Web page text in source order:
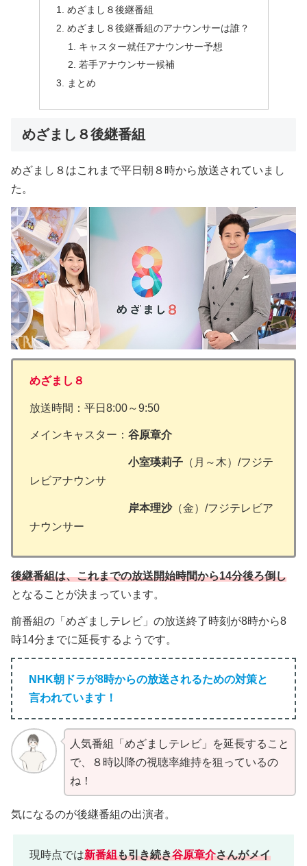
めざまし８後継番組
めざまし８後継番組のアナウンサーは誰？
キャスター就任アナウンサー予想
若手アナウンサー候補
まとめ
めざまし８後継番組
めざまし８はこれまで平日朝８時から放送されていまし
た。
めざまし８
放送時間：平日8:00～9:50
メインキャスター： 谷原章介
小室瑛莉子 （月～木）/フジテ
レビアナウンサ
岸本理沙（金）/フジテレビア
ナウンサー
後継番組は、これまでの放送開始時間から14分後ろ倒し
となることが決まっています。
前番組の「めざましテレビ」の放送終了時刻が8時から8
時14分までに延長するようです。
NHK朝ドラが8時からの放送されるための対策と
言われています！
人気番組「めざましテレビ」を延長すること
で、８時以降の視聴率維持を狙っているの
ね！
気になるのが後継番組の出演者。
現時点では新番組も引き続き谷原章介さんがメイ